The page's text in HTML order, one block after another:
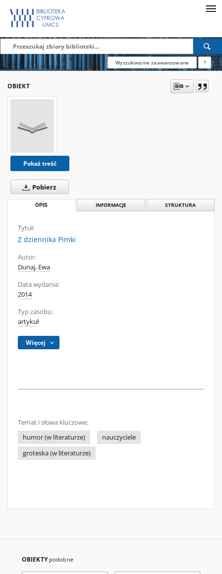
Wyszukiwanie zaawansowane ?
OBIEKT
Pokaż treść
Pobierz
OPIS INFORMACJE STRUKTURA
Tytuł:
Z dziennika Pimki
Autor:
Dunaj, Ewa
Data wydania:
2014
Typ zasobu:
artykuł
Więcej
Temat i słowa kluczowe:
humor (w literaturze)
nauczyciele
groteska (w literaturze)
OBIEKTY podobne